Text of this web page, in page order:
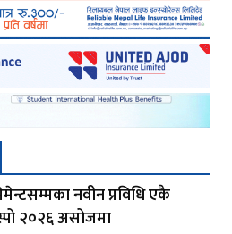
नवीन प्रविधि एकै
२०२६ असोजमा